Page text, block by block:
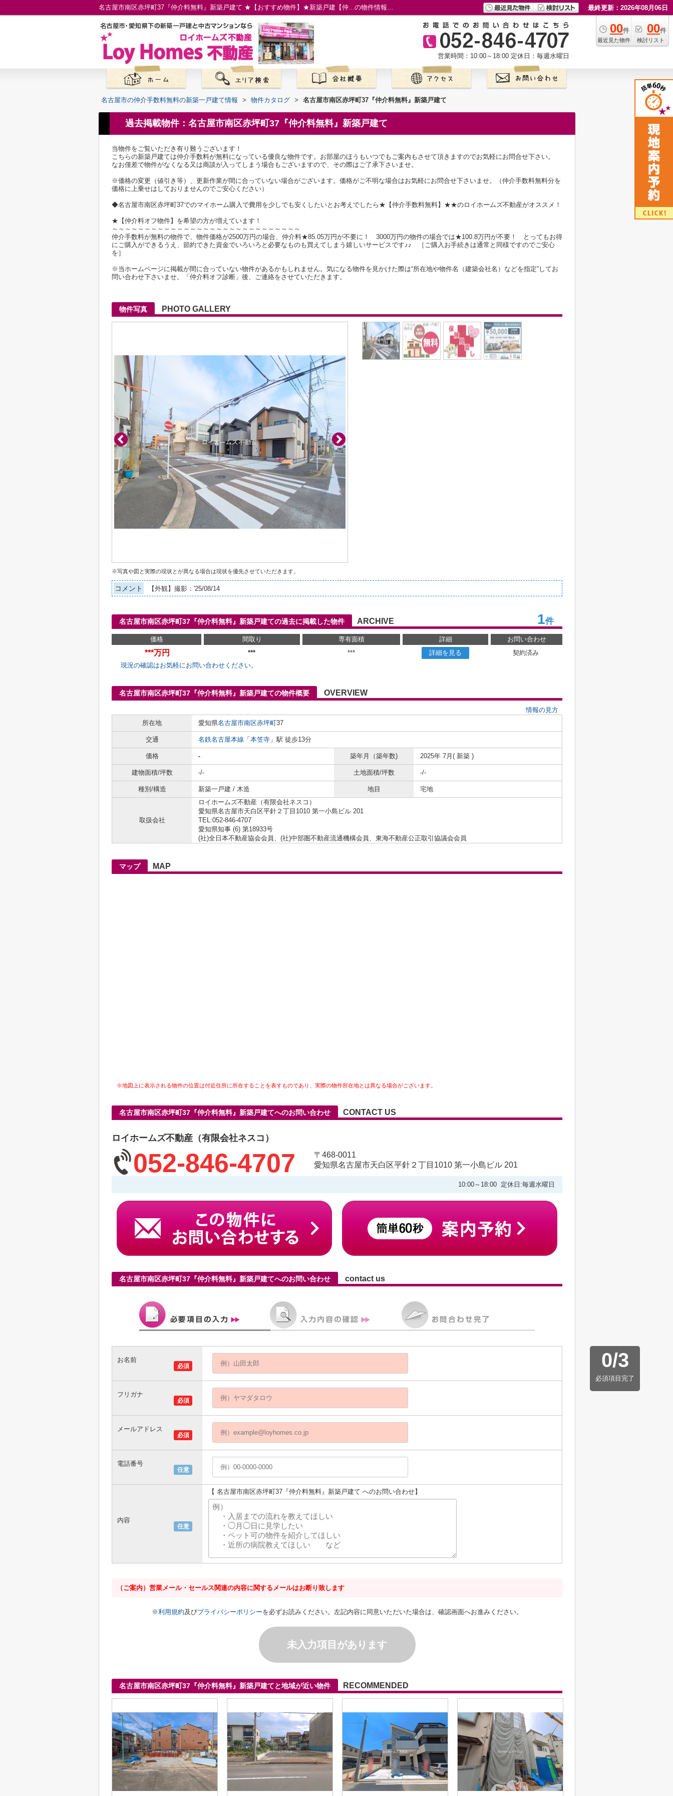
名古屋市南区赤坪町37『仲介料無料』新築戸建て ★【おすすめ物件】★新築戸建【仲...の物件情報／名古屋市の仲介手数料無料の新築一戸建て／ロイホームズ不動産 最終更新：2026年08月06日
00件
最近見た物件
00件
検討リスト
営業時間：10:00～18:00 定休日：毎週水曜日
名古屋市の仲介手数料無料の新築一戸建て情報 > 物件カタログ > 名古屋市南区赤坪町37『仲介料無料』新築戸建て
過去掲載物件：名古屋市南区赤坪町37『仲介料無料』新築戸建て
当物件をご覧いただき有り難うございます！
こちらの新築戸建ては仲介手数料が無料になっている優良な物件です。お部屋のほうもいつでもご案内もさせて頂きますのでお気軽にお問合せ下さい。
なお僅差で物件がなくなる又は商談が入ってしまう場合もございますので、その際はご了承下さいませ。
※価格の変更（値引き等）、更新作業が間に合っていない場合がございます。価格がご不明な場合はお気軽にお問合せ下さいませ。（仲介手数料無料分を
価格に上乗せはしておりませんのでご安心ください）
◆名古屋市南区赤坪町37でのマイホーム購入で費用を少しでも安くしたいとお考えでしたら★【仲介手数料無料】★★のロイホームズ不動産がオススメ！
★【仲介料オフ物件】を希望の方が増えています！
～～～～～～～～～～～～～～～～～～～～～～～～～～～～～
仲介手数料が無料の物件で、物件価格が2500万円の場合、仲介料★85.05万円が不要に！ 3000万円の物件の場合では★100.8万円が不要！ とってもお得
にご購入ができるうえ、節約できた資金でいろいろと必要なものも買えてしまう嬉しいサービスです♪♪ ［ご購入お手続きは通常と同様ですのでご安心
を］
※当ホームページに掲載が間に合っていない物件があるかもしれません。気になる物件を見かけた際は“所在地や物件名（建築会社名）などを指定”してお
問い合わせ下さいませ。「仲介料オフ診断」後、ご連絡をさせていただきます。
物件写真 PHOTO GALLERY
※写真や図と実際の現状とが異なる場合は現状を優先させていただきます。
コメント 【外観】撮影：'25/08/14
名古屋市南区赤坪町37『仲介料無料』新築戸建ての過去に掲載した物件 ARCHIVE 1件
価格 間取り 専有面積 詳細 お問い合わせ
***万円 *** *** 詳細を見る
契約済み
現況の確認はお気軽にお問い合わせください。
名古屋市南区赤坪町37『仲介料無料』新築戸建ての物件概要 OVERVIEW
情報の見方
所在地
愛知県名古屋市南区赤坪町37
交通 名鉄名古屋本線 「 本笠寺 」駅 徒歩13分
価格 - 築年月（築年数) 2025年 7月( 新築 )
建物面積/坪数 -/- 土地面積/坪数 -/-
種別/構造 新築一戸建 / 木造 地目 宅地
取扱会社
ロイホームズ不動産（有限会社ネスコ）
愛知県名古屋市天白区平針２丁目1010 第一小島ビル 201
TEL:052-846-4707
愛知県知事 (6) 第18933号
(社)全日本不動産協会会員、(社)中部圏不動産流通機構会員、東海不動産公正取引協議会会員
マップ MAP
※地図上に表示される物件の位置は付近住所に所在することを表すものであり、実際の物件所在地とは異なる場合がございます。
名古屋市南区赤坪町37『仲介料無料』新築戸建てへのお問い合わせ CONTACT US
ロイホームズ不動産（有限会社ネスコ）
052-846-4707
〒468-0011
愛知県名古屋市天白区平針２丁目1010 第一小島ビル 201
10:00～18:00 定休日:毎週水曜日
名古屋市南区赤坪町37『仲介料無料』新築戸建てへのお問い合わせ contact us
0/3
必須項目完了
必須
お名前
必須
フリガナ
必須
メールアドレス
任意
電話番号
任意
内容
【 名古屋市南区赤坪町37『仲介料無料』新築戸建て へのお問い合わせ】
（ご案内）営業メール・セールス関連の内容に関するメールはお断り致します
※利用規約及びプライバシーポリシーを必ずお読みください。左記内容に同意いただいた場合は、確認画面へお進みください。
未入力項目があります
名古屋市南区赤坪町37『仲介料無料』新築戸建てと地域が近い物件 RECOMMENDED